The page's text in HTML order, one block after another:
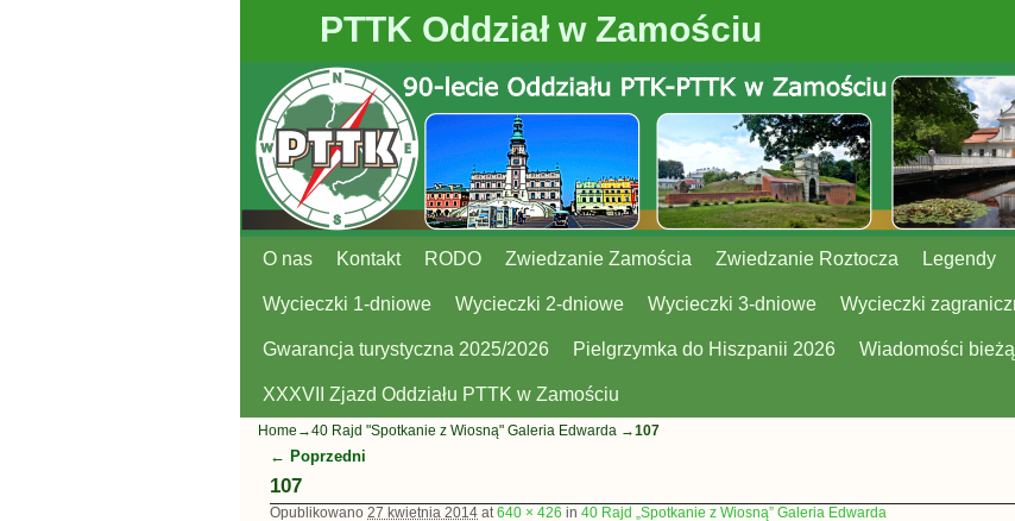
PTTK Oddział w Zamościu
Przejdź do głównej treści
Przejdź do
O nas Kontakt RODO Zwiedzanie Zamościa Zwiedzanie Roztocza Legendy
Wycieczki 1-dniowe Wycieczki 2-dniowe Wycieczki 3-dniowe Wycieczki
Gwarancja turystyczna 2025/2026 Pielgrzymka do Hiszpanii 2026 Wiadomości
XXXVII Zjazd Oddziału PTTK w Zamościu
Home →40 Rajd "Spotkanie z Wiosną" Galeria Edwarda →107
Nawigacja
← Poprzedni
107
Opublikowano 27 kwietnia 2014 at 640 × 426 in 40 Rajd „Spotkanie z Wiosną” Galeria Edwarda